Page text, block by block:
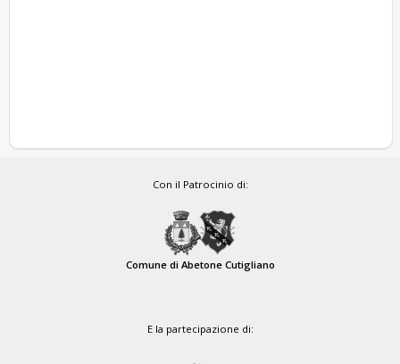
Con il Patrocinio di:
Comune di Abetone Cutigliano
E la partecipazione di: